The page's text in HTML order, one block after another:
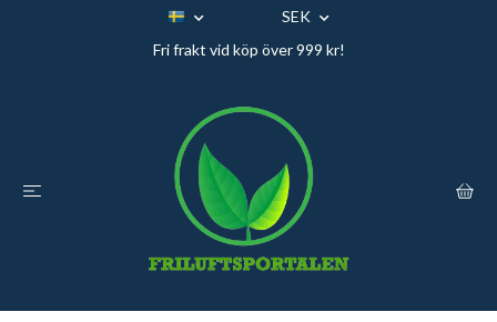
SEK
Fri frakt vid köp över 999 kr!